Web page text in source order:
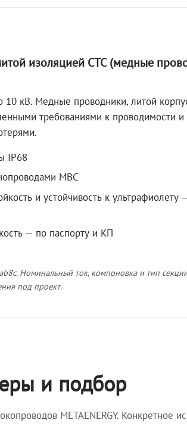
изоляцией СТС (медные
10 кВ. Медные проводники, литой
требованиями к проводимости и
IP68
МВС
и устойчивость к ультрафиолету
— по паспорту и КП
Номинальный ток, компоновка и тип
под проект.
и подбор
METAENERGY. Конкретное